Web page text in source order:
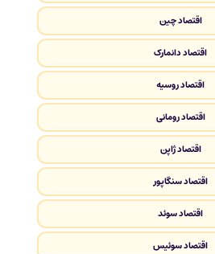
اقتصاد چین
اقتصاد دانمارک
اقتصاد روسیه
اقتصاد رومانی
اقتصاد ژاپن
اقتصاد سنگاپور
اقتصاد سوئد
اقتصاد سوئیس